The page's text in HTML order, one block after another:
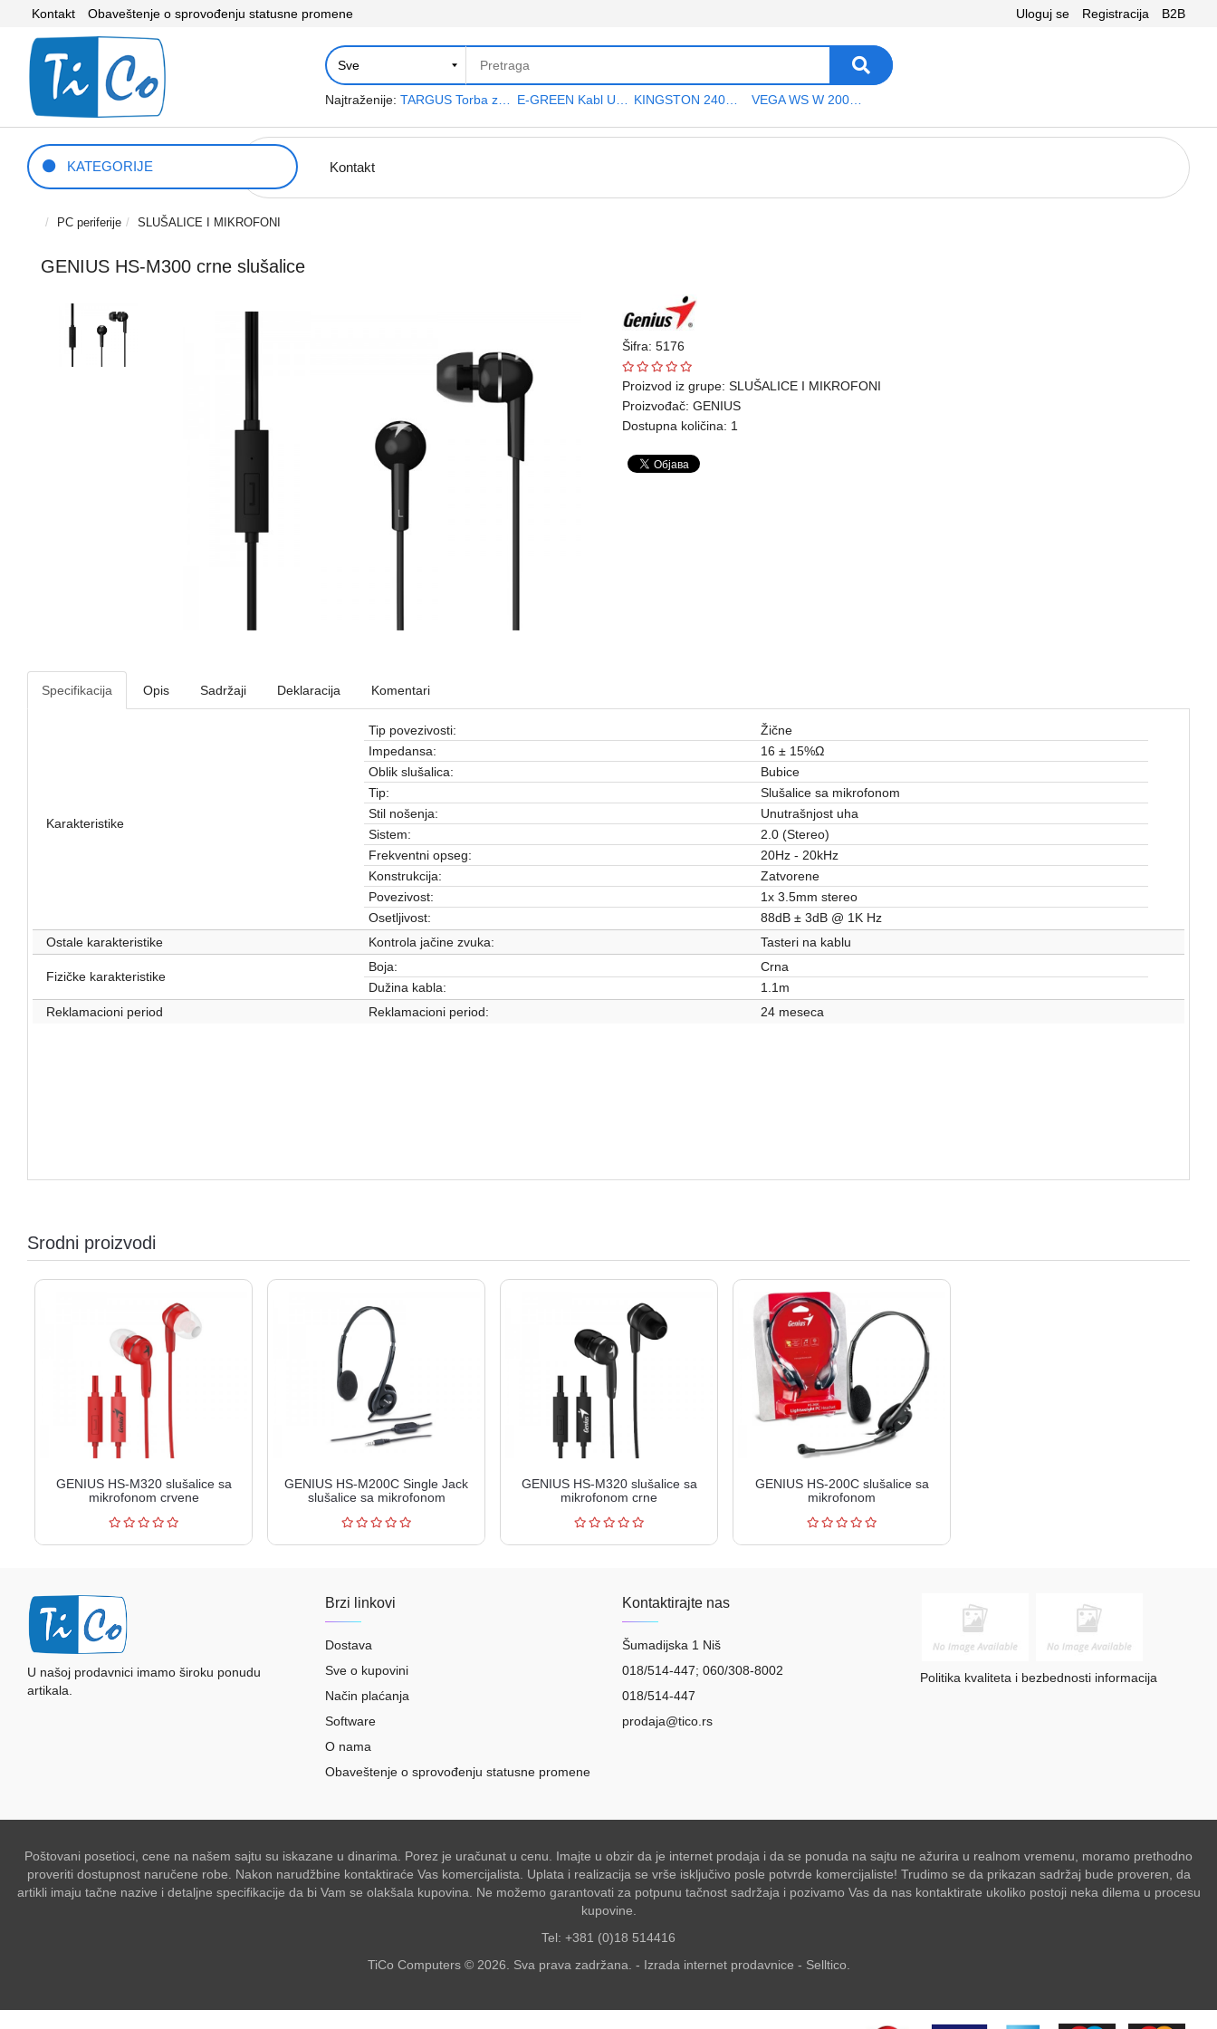
Kontakt Obaveštenje o sprovođenju statusne promene Uloguj se Registracija B2B
Najtraženije: TARGUS Torba za notebook 15.6" TAR300 VEGA WS W 200 platno
KATEGORIJE Kontakt
PC periferije SLUŠALICE I MIKROFONI
GENIUS HS-M300 crne slušalice
Šifra: 5176
Proizvod iz grupe: SLUŠALICE I MIKROFONI
Proizvođač: GENIUS
Dostupna količina: 1
Specifikacija Opis Sadržaji Deklaracija Komentari
Karakteristike
Tip povezivosti:
Žične
Impedansa:
16 ± 15%Ω
Oblik slušalica:
Bubice
Tip:
Slušalice sa mikrofonom
Stil nošenja:
Unutrašnjost uha
Sistem:
2.0 (Stereo)
Frekventni opseg:
20Hz - 20kHz
Konstrukcija:
Zatvorene
Povezivost:
1x 3.5mm stereo
Osetljivost:
88dB ± 3dB @ 1K Hz
Ostale karakteristike
Kontrola jačine zvuka: Tasteri na kablu
Fizičke karakteristike
Boja:
Crna
Dužina kabla:
1.1m
Reklamacioni period
Reklamacioni period: 24 meseca
Srodni proizvodi
GENIUS HS-M320 slušalice sa
mikrofonom crvene
GENIUS HS-M200C Single Jack
slušalice sa mikrofonom
GENIUS HS-M320 slušalice sa
mikrofonom crne
GENIUS HS-200C slušalice sa
mikrofonom
U našoj prodavnici imamo široku ponudu
artikala.
Brzi linkovi
Dostava
Sve o kupovini
Način plaćanja
Software
O nama
Obaveštenje o sprovođenju statusne promene
Kontaktirajte nas
Šumadijska 1 Niš
018/514-447; 060/308-8002
018/514-447
prodaja@tico.rs
Politika kvaliteta i bezbednosti informacija
Poštovani posetioci, cene na našem sajtu su iskazane u dinarima. Porez je uračunat u cenu. Imajte u obzir da je internet prodaja i da se ponuda na sajtu ne ažurira u realnom vremenu, moramo prethodno
proveriti dostupnost naručene robe. Nakon narudžbine kontaktiraće Vas komercijalista. Uplata i realizacija se vrše isključivo posle potvrde komercijaliste! Trudimo se da prikazan sadržaj bude proveren, da
artikli imaju tačne nazive i detaljne specifikacije da bi Vam se olakšala kupovina. Ne možemo garantovati za potpunu tačnost sadržaja i pozivamo Vas da nas kontaktirate ukoliko postoji neka dilema u procesu
kupovine.
Tel: +381 (0)18 514416
TiCo Computers © 2026. Sva prava zadržana. - Izrada internet prodavnice - Selltico.